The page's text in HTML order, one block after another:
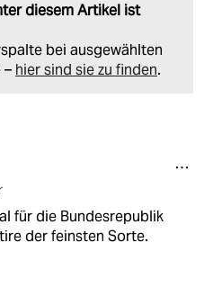
diesem Artikel ist
bei ausgewählten
– hier sind sie zu finden.
für die Bundesrepublik
der feinsten Sorte.